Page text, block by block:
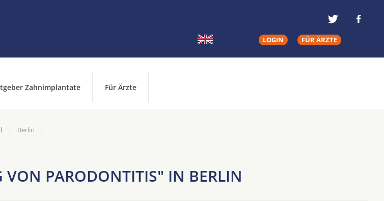
LOGIN FÜR ÄRZTE
Zahnimplantate Für Ärzte
Berlin
PARODONTITIS" IN BERLIN